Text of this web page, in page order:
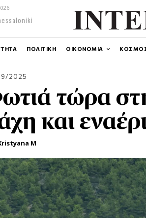
ΠΟΛΙΤΙΚΗ ΟΙΚΟΝΟΜΙΑ
2025
τώρα
και
M